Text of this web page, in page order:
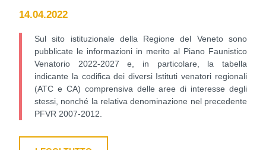
14.04.2022
Sul sito istituzionale della Regione del Veneto sono
pubblicate le informazioni in merito al Piano Faunistico
Venatorio 2022-2027 e, in particolare, la tabella
indicante la codifica dei diversi Istituti venatori regionali
(ATC e CA) comprensiva delle aree di interesse degli
stessi, nonché la relativa denominazione nel precedente
PFVR 2007-2012.